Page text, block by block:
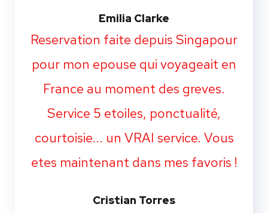
Emilia Clarke
Reservation faite depuis Singapour
pour mon epouse qui voyageait en
France au moment des greves.
Service 5 etoiles, ponctualité,
courtoisie... un VRAI service. Vous
etes maintenant dans mes favoris !
Cristian Torres